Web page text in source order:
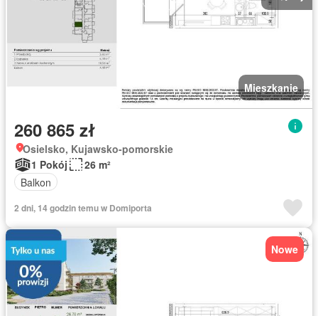
Mieszkanie
260 865 zł
Osielsko, Kujawsko-pomorskie
1 Pokój
26 m²
Balkon
2 dni, 14 godzin temu w Domiporta
Nowe